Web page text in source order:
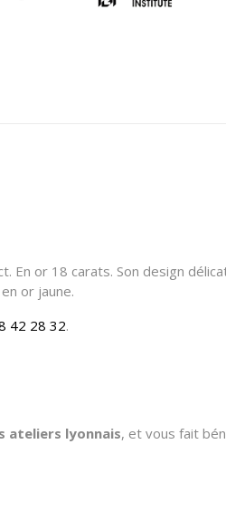
En or 18 carats. Son design
or jaune.
42 28 32.
ateliers lyonnais, et vous fait